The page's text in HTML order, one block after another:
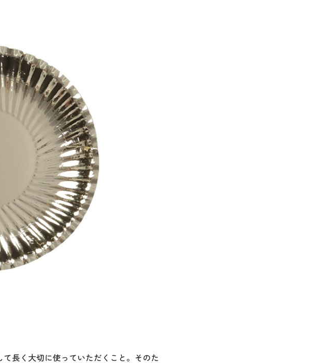
長く大切に使っていただくこと。そのた